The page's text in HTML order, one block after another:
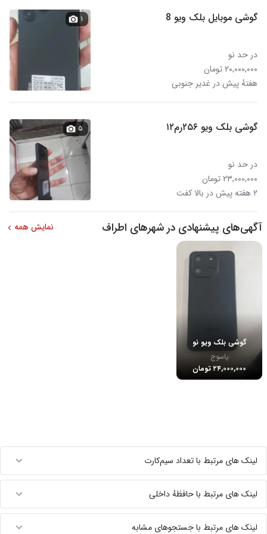
گوشی موبایل بلک ویو 8
در حد نو
۲۰,۰۰۰,۰۰۰ تومان
هفتهٔ پیش در غدیر جنوبی
۱
گوشی بلک ویو ۲۵۶رم۱۲
در حد نو
۲۳,۰۰۰,۰۰۰ تومان
۲ هفته پیش در بالا کفت
۵
آگهی‌های پیشنهادی در شهرهای اطراف نمایش همه
گوشی بلک ویو نو
یاسوج
۲۴,۰۰۰,۰۰۰ تومان
لینک های مرتبط با تعداد سیم‌کارت
لینک های مرتبط با حافظهٔ داخلی
لینک های مرتبط با جستجوهای مشابه